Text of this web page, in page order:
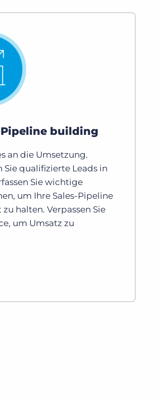
Pipeline building
an die Umsetzung.
Sie qualifizierte Leads in
Sie wichtige
um Ihre Sales-Pipeline
halten. Verpassen Sie
um Umsatz zu